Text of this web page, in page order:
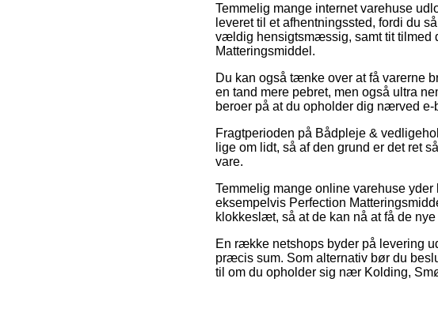
Temmelig mange internet varehuse
leveret til et afhentningssted, fordi du
vældig hensigtsmæssig, samt tit tilmed
Matteringsmiddel.
Du kan også tænke over at få varerne
en tand mere pebret, men også ultra
beroer på at du opholder dig nærved
Fragtperioden på Bådpleje &
lige om lidt, så af den grund er det ret
vare.
Temmelig mange online varehuse
eksempelvis Perfection
klokkeslæt, så at de kan nå at få de
En række netshops byder på levering
præcis sum. Som alternativ bør du
til om du opholder sig nær Kolding,